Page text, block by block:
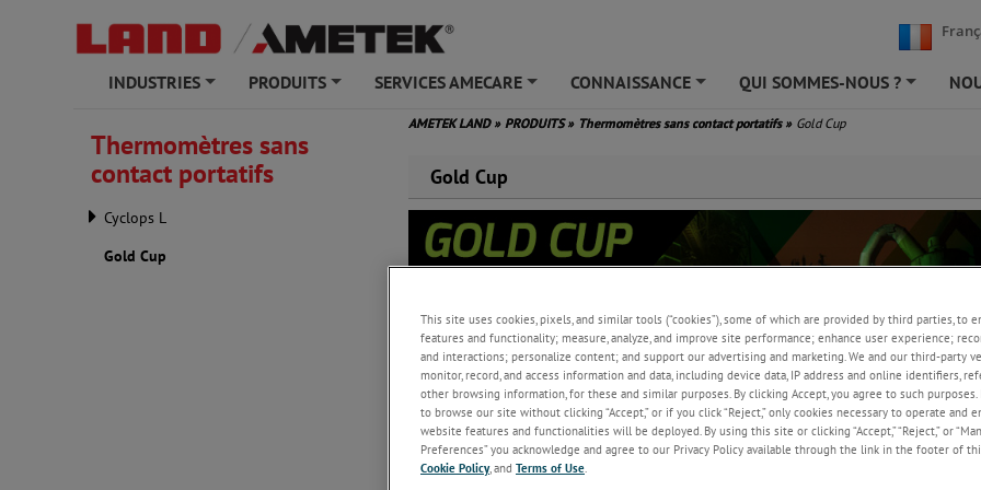
INDUSTRIES PRODUITS SERVICES AMECARE CONNAISSANCE QUI SOMMES-NOUS ?
Thermomètres sans
contact portatifs
Cyclops L
Gold Cup
AMETEK LAND » PRODUITS» Thermomètres sans contact portatifs » Gold Cup
Gold Cup
Le pyromètre de référence unique d’AMETEK Land est spécifiquement conçu pour les
de température à la surface des tubes de reformage.
This site uses cookies, pixels, and similar tools (“cookies”), some of which are provided by third parties, to
features and functionality; measure, analyze, and improve site performance; enhance user experience;
and interactions; personalize content; and support our advertising and marketing. We and our third-party
monitor, record, and access information and data, including device data, IP address and online identifiers,
other browsing information, for these and similar purposes. By clicking Accept, you agree to such
to browse our site without clicking “Accept,” or if you click “Reject,” only cookies necessary to operate and
website features and functionalities will be deployed. By using this site or clicking “Accept,” “Reject,” or
Preferences” you acknowledge and agree to our Privacy Policy available through the link in the footer of
Cookie Policy, and Terms of Use